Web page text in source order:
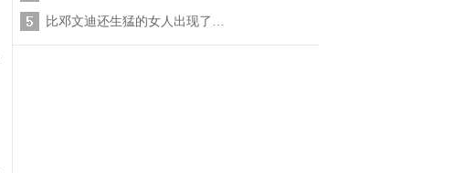
比邓文迪还生猛的女人出现了…